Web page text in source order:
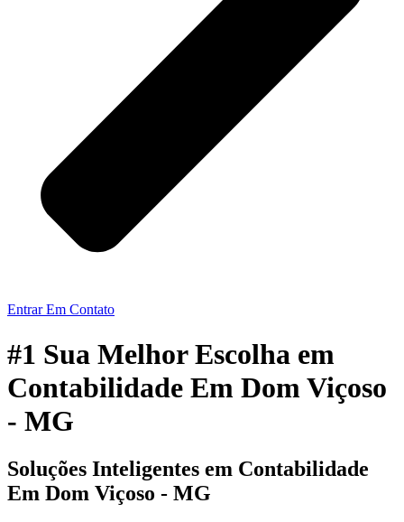
Entrar Em Contato
#1 Sua Melhor Escolha em
Contabilidade Em Dom Viçoso
- MG
Soluções Inteligentes em Contabilidade
Em Dom Viçoso - MG